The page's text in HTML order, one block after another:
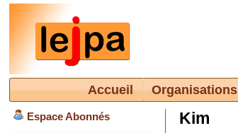
Accueil Organisations
Espace Abonnés Kim